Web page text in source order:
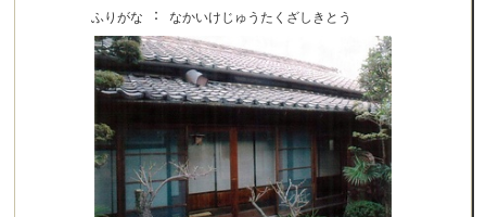
ふりがな ： なかいけじゅうたくざしきとう